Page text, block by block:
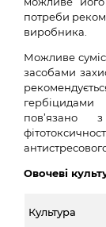
потреби
виробника.
Можливе
засобами
пов’язано
Овочеві
Культура